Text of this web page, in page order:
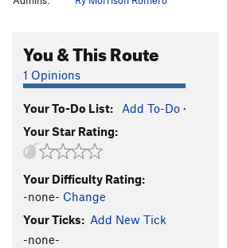
Mangolile S5.12c/d
El Pizote S5.12a
La Variante S5.13b
La Novatasa Direct
Ruta #1 (Nombre desconocido)
Ruta #2 (Nombre desconocido)
El Trepon del Zoncho
You & This Route
1 Opinions
Your To-Do List: Add To-Do ·
Your Star Rating:
Your Difficulty Rating:
-none- Change
Your Ticks: Add New Tick
-none-